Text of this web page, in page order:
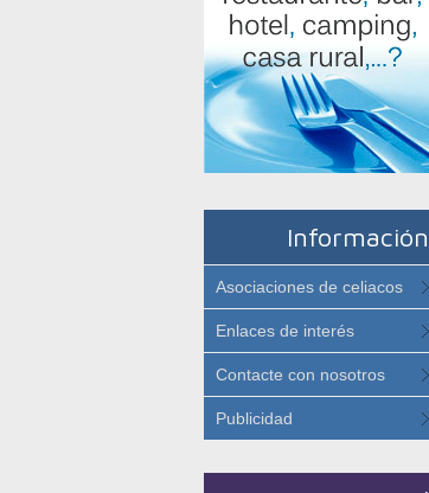
Información
Asociaciones de celiacos
Enlaces de interés
Contacte con nosotros
Publicidad